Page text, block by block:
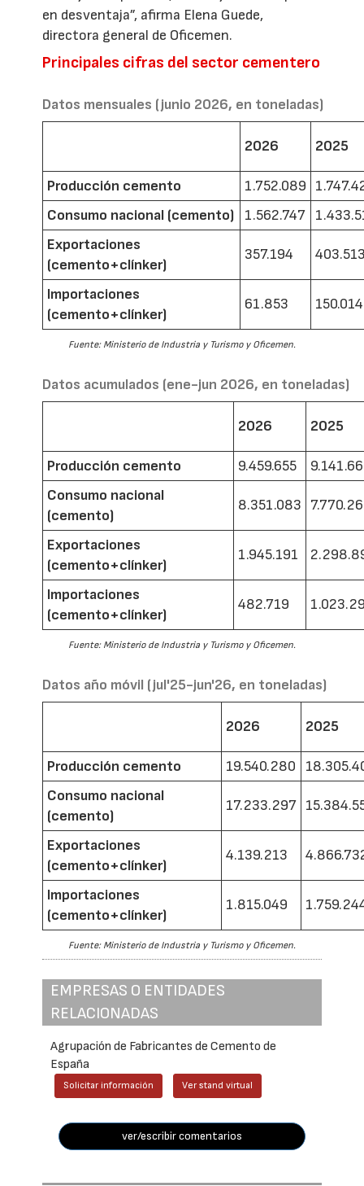
en desventaja”, afirma Elena Guede,
directora general de Oficemen.
Principales cifras del sector cementero
Datos mensuales (junio 2026, en toneladas)
2026 2025
Producción cemento 1.752.089
Consumo nacional (cemento)
1.562.747
Exportaciones
(cemento+clínker)
357.194
Importaciones
(cemento+clínker)
61.853 150.014
Fuente: Ministerio de Industria y Turismo y Oficemen.
Datos acumulados (ene-jun 2026, en toneladas)
2026 2025
Producción cemento 9.459.655
Consumo nacional
(cemento)
8.351.083
Exportaciones
(cemento+clínker)
1.945.191
Importaciones
(cemento+clínker)
482.719
Fuente: Ministerio de Industria y Turismo y Oficemen.
Datos año móvil (jul'25-jun'26, en toneladas)
2026 2025
Producción cemento 19.540.280
Consumo nacional
(cemento)
17.233.297
Exportaciones
(cemento+clínker)
4.139.213
Importaciones
(cemento+clínker)
1.815.049
Fuente: Ministerio de Industria y Turismo y Oficemen.
EMPRESAS O ENTIDADES
RELACIONADAS
Agrupación de Fabricantes de Cemento de
España
Solicitar información Ver stand virtual
ver/escribir comentarios